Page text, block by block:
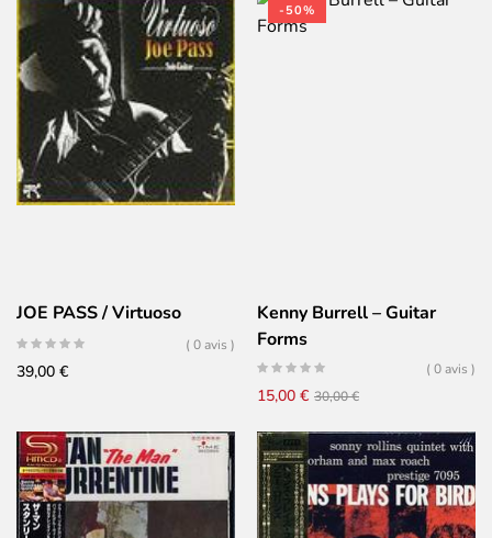
JOE PASS / Virtuoso
( 0 avis )
39,00 €
-50%
Kenny Burrell – Guitar
Forms
( 0 avis )
30,00€Le
initial
était :
30,00 €.
15,00 €
Le
actuel
15,00 €.